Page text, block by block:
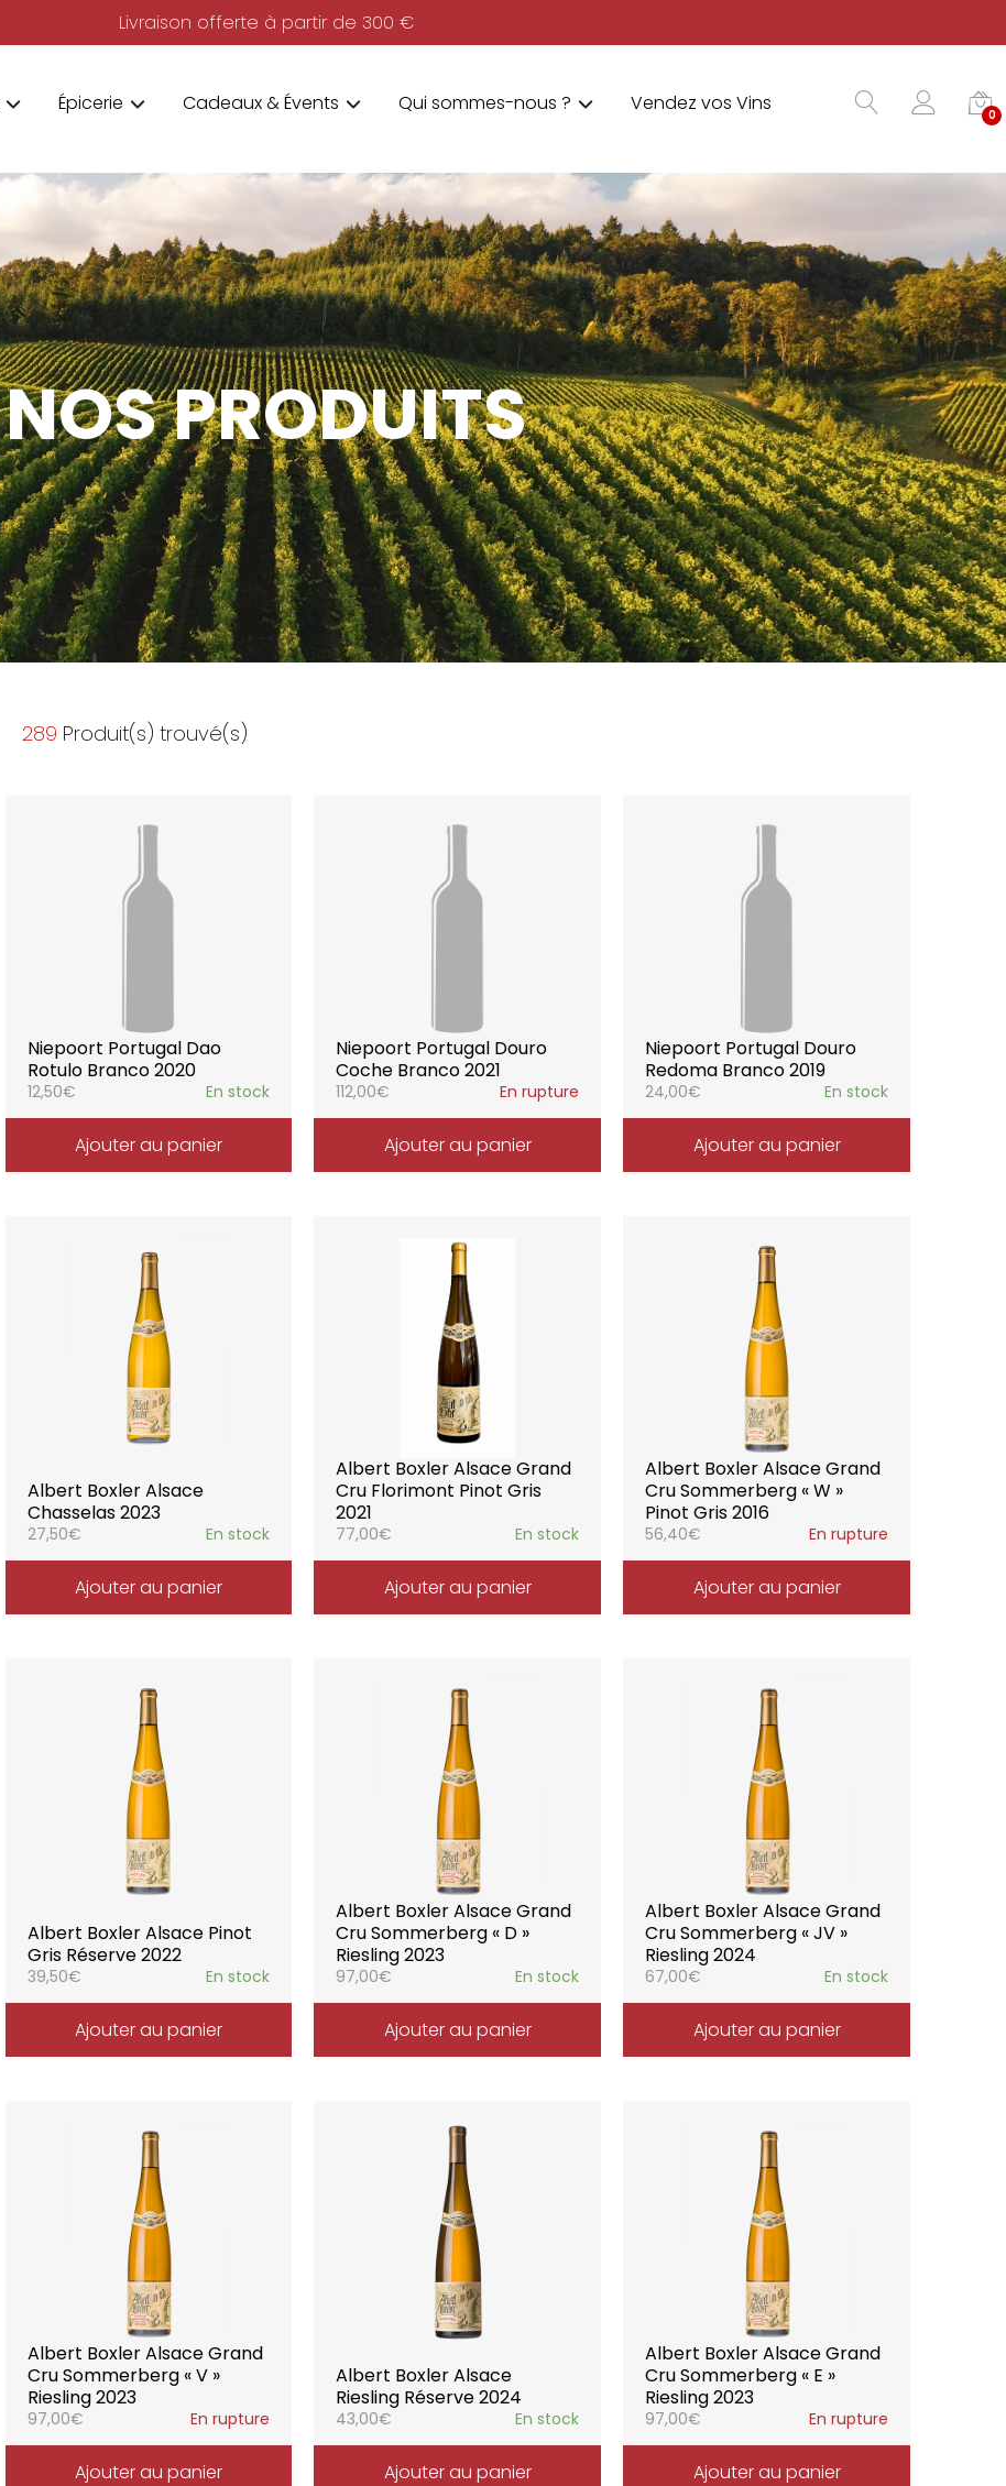
Livraison offerte à partir de 300 €
Épicerie Cadeaux & Évents Qui sommes-nous ? Vendez vos Vins 0
NOS PRODUITS
289 Produit(s) trouvé(s)
Niepoort Portugal Dao
Rotulo Branco 2020
12,50€ En stock
Ajouter au panier
Niepoort Portugal Douro
Coche Branco 2021
112,00€ En rupture
Ajouter au panier
Niepoort Portugal Douro
Redoma Branco 2019
24,00€ En stock
Ajouter au panier
Albert Boxler Alsace
Chasselas 2023
27,50€ En stock
Ajouter au panier
Albert Boxler Alsace Grand
Cru Florimont Pinot Gris
2021
77,00€ En stock
Ajouter au panier
Albert Boxler Alsace Grand
Cru Sommerberg « W »
Pinot Gris 2016
56,40€ En rupture
Ajouter au panier
Albert Boxler Alsace Pinot
Gris Réserve 2022
39,50€ En stock
Ajouter au panier
Albert Boxler Alsace Grand
Cru Sommerberg « D »
Riesling 2023
97,00€ En stock
Ajouter au panier
Albert Boxler Alsace Grand
Cru Sommerberg « JV »
Riesling 2024
67,00€ En stock
Ajouter au panier
Albert Boxler Alsace Grand
Cru Sommerberg « V »
Riesling 2023
97,00€ En rupture
Ajouter au panier
Albert Boxler Alsace
Riesling Réserve 2024
43,00€ En stock
Ajouter au panier
Albert Boxler Alsace Grand
Cru Sommerberg « E »
Riesling 2023
97,00€ En rupture
Ajouter au panier